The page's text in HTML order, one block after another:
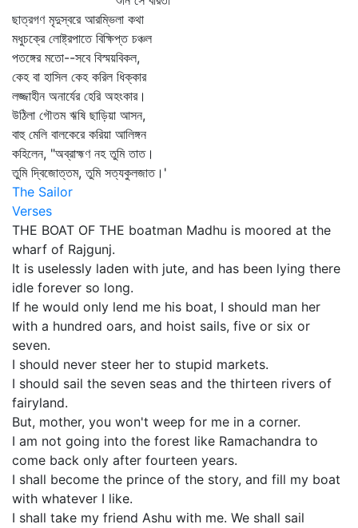
ছাত্রগণ মৃদুস্বরে আরম্ভিলা কথা
মধুচক্রে লোষ্ট্রপাতে বিক্ষিপ্ত চঞ্চল
পতঙ্গের মতো--সবে বিস্ময়বিকল,
কেহ বা হাসিল কেহ করিল ধিক্কার
লজ্জাহীন অনার্যের হেরি অহংকার।
উঠিলা গৌতম ঋষি ছাড়িয়া আসন,
বাহু মেলি বালকেরে করিয়া আলিঙ্গন
কহিলেন, "অব্রাহ্মণ নহ তুমি তাত।
তুমি দ্বিজোত্তম, তুমি সত্যকুলজাত।'
The Sailor
Verses
THE BOAT OF THE boatman Madhu is moored at the
wharf of Rajgunj.
It is uselessly laden with jute, and has been lying there
idle forever so long.
If he would only lend me his boat, I should man her
with a hundred oars, and hoist sails, five or six or
seven.
I should never steer her to stupid markets.
I should sail the seven seas and the thirteen rivers of
fairyland.
But, mother, you won't weep for me in a corner.
I am not going into the forest like Ramachandra to
come back only after fourteen years.
I shall become the prince of the story, and fill my boat
with whatever I like.
I shall take my friend Ashu with me. We shall sail